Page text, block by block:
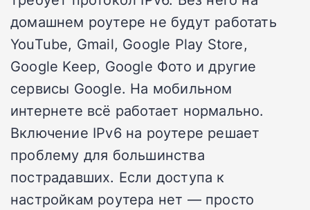
домашнем роутере не будут работать
YouTube, Gmail, Google Play Store,
Google Keep, Google Фото и другие
сервисы Google. На мобильном
интернете всё работает нормально.
Включение IPv6 на роутере решает
проблему для большинства
пострадавших. Если доступа к
настройкам роутера нет — просто